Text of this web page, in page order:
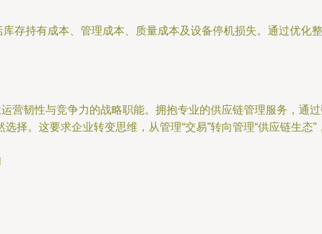
存持有成本、管理成本、质量成本及设备停机损失。通过优化
营韧性与竞争力的战略职能。拥抱专业的供应链管理服务，通
择。这要求企业转变思维，从管理“交易”转向管理“供应链生态